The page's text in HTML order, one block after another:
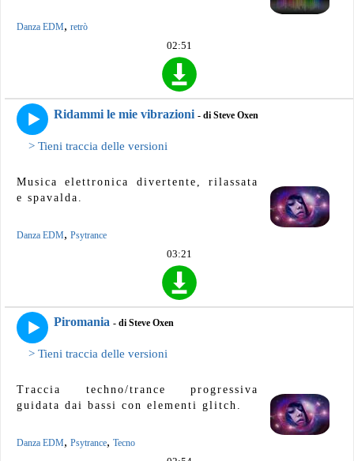
Danza EDM, retrò
02:51
Ridammi le mie vibrazioni - di Steve Oxen
> Tieni traccia delle versioni
Musica elettronica divertente, rilassata
e spavalda.
Danza EDM, Psytrance
03:21
Piromania - di Steve Oxen
> Tieni traccia delle versioni
Traccia techno/trance progressiva
guidata dai bassi con elementi glitch.
Danza EDM, Psytrance, Tecno